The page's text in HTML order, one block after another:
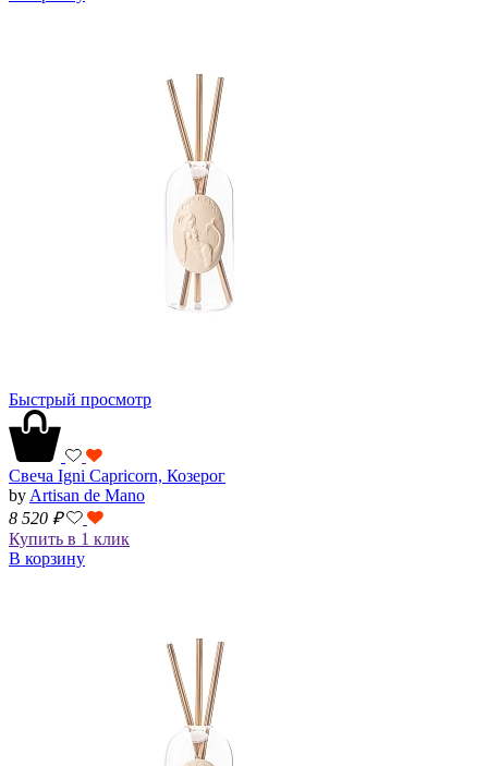
Быстрый просмотр
Свеча Igni Capricorn, Козерог
by Artisan de Mano
8 520 ₽
Купить в 1 клик
В корзину